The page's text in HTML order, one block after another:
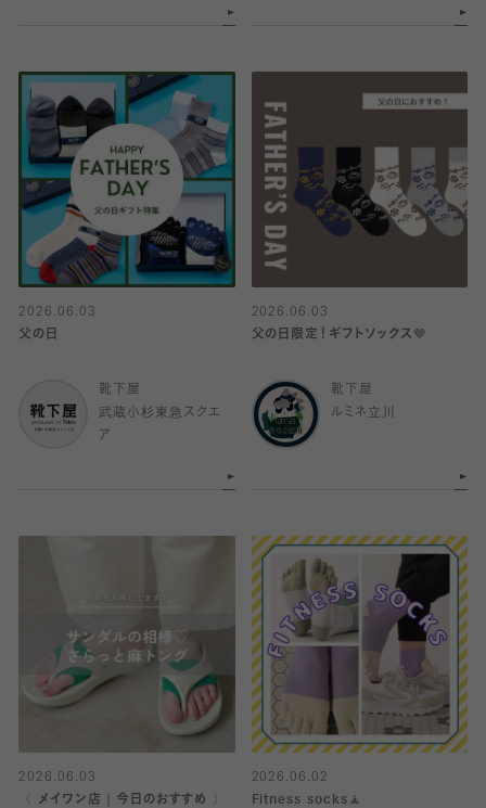
2026.06.03
父の日
靴下屋
武蔵小杉東急スクエ
ア
2026.06.03
父の日限定！ギフトソックス🤎
靴下屋
ルミネ立川
2026.06.03
〈 メイワン店｜今日のおすすめ 〉
2026.06.02
Fitness socks🧘